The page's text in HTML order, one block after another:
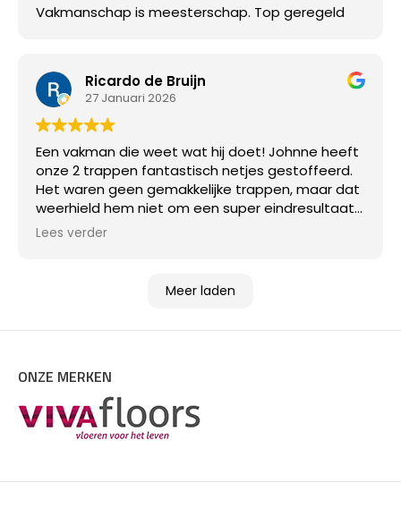
Vakmanschap is meesterschap. Top geregeld
Ricardo de Bruijn
27 Januari 2026
Een vakman die weet wat hij doet! Johnne heeft
onze 2 trappen fantastisch netjes gestoffeerd.
Het waren geen gemakkelijke trappen, maar dat
weerhield hem niet om een super eindresultaat
af te leveren!
Lees verder
Meer laden
ONZE MERKEN